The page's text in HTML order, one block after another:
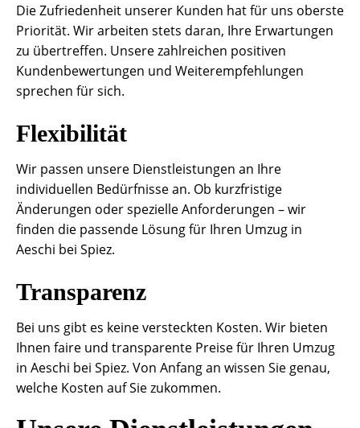
Die Zufriedenheit unserer Kunden hat für uns oberste
Priorität. Wir arbeiten stets daran, Ihre Erwartungen
zu übertreffen. Unsere zahlreichen positiven
Kundenbewertungen und Weiterempfehlungen
sprechen für sich.
Flexibilität
Wir passen unsere Dienstleistungen an Ihre
individuellen Bedürfnisse an. Ob kurzfristige
Änderungen oder spezielle Anforderungen – wir
finden die passende Lösung für Ihren Umzug in
Aeschi bei Spiez.
Transparenz
Bei uns gibt es keine versteckten Kosten. Wir bieten
Ihnen faire und transparente Preise für Ihren Umzug
in Aeschi bei Spiez. Von Anfang an wissen Sie genau,
welche Kosten auf Sie zukommen.